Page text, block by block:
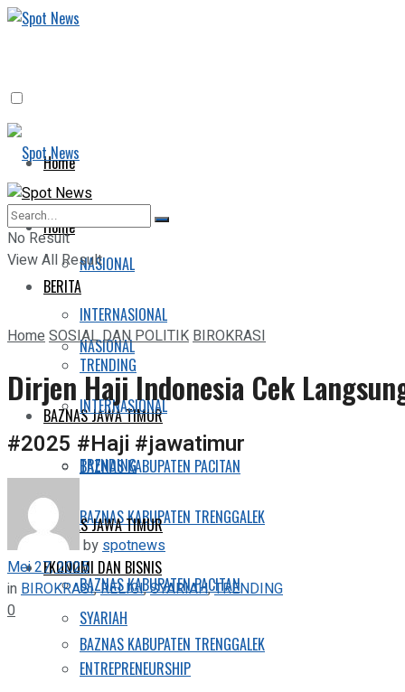
Home
BERITA
NASIONAL
INTERNASIONAL
TRENDING
BAZNAS JAWA TIMUR
BAZNAS KABUPATEN PACITAN
BAZNAS KABUPATEN TRENGGALEK
EKONOMI DAN BISNIS
SYARIAH
ENTREPRENEURSHIP
Home
BERITA
NASIONAL
INTERNASIONAL
TRENDING
BAZNAS JAWA TIMUR
BAZNAS KABUPATEN PACITAN
BAZNAS KABUPATEN TRENGGALEK
No Result
View All Result
HomeSOSIAL DAN POLITIKBIROKRASI
Dirjen Haji Indonesia Cek
#2025 #Haji #jawatimur
by spotnews
Mei 27, 2025
in BIROKRASI,RELIGI,SYARIAH,TRENDING
0